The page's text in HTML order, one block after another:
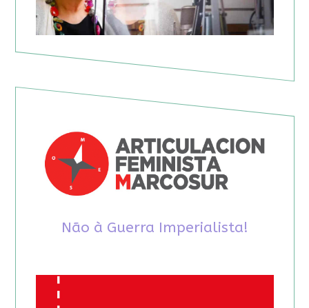
Não à Guerra Imperialista!